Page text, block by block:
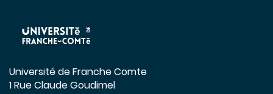
Université de Franche Comte
1 Rue Claude Goudimel